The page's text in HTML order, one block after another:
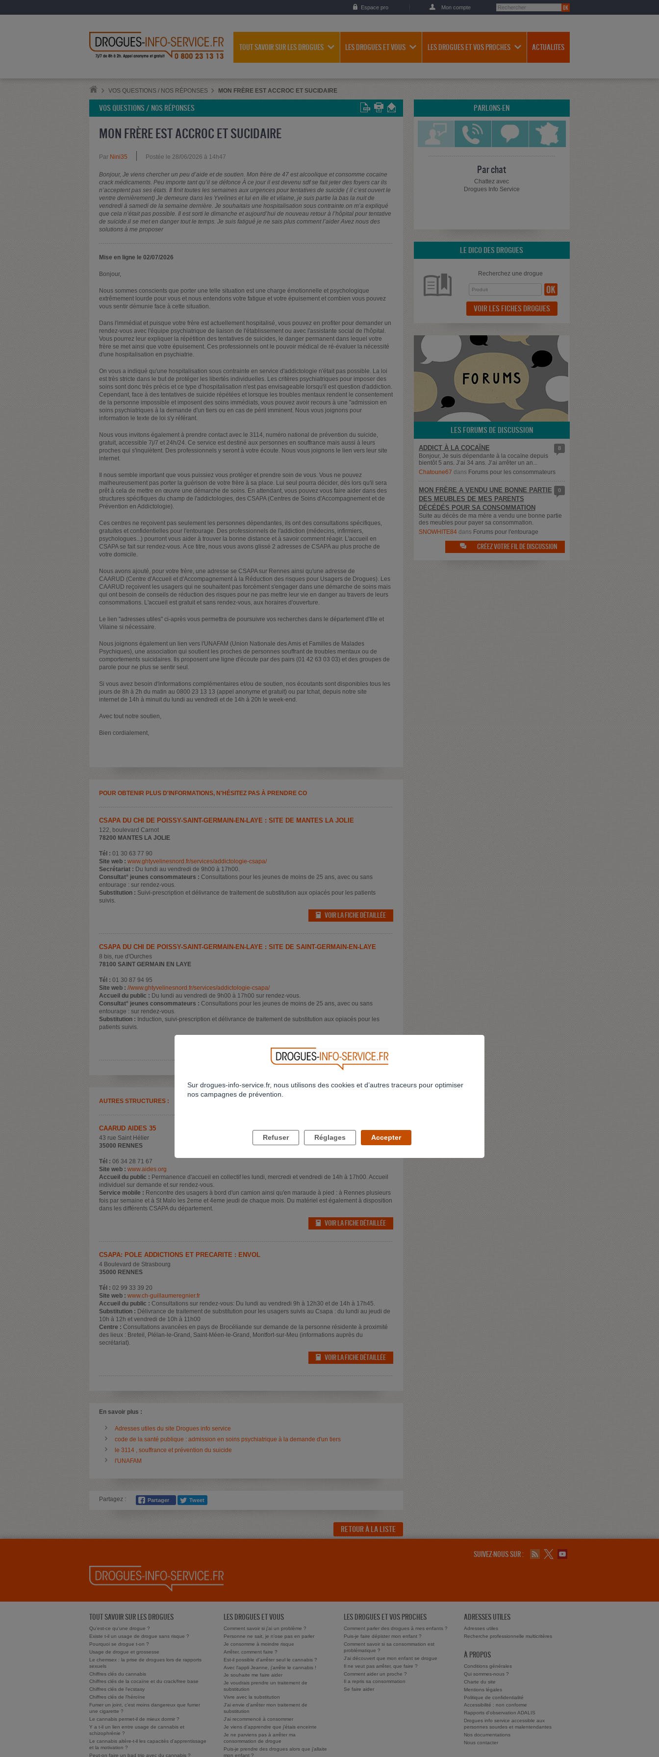
Espace pro Mon compte
TOUT SAVOIR SUR LES DROGUES LES DROGUES ET VOUS LES DROGUES ET VOS PROCHES ACTUALITES
VOS QUESTIONS / NOS RÉPONSES MON FRÈRE EST ACCROC ET SUCIDAIRE
VOS QUESTIONS / NOS RÉPONSES
MON FRÈRE EST ACCROC ET SUCIDAIRE
Par Nini35 Postée le 28/06/2026 à 14h47
Bonjour, Je viens chercher un peu d’aide et de soutien. Mon frère de 47 est alcoolique et consomme cocaine
crack médicaments. Peu importe tant qu’il se défonce À ce jour il est devenu sdf se fait jeter des foyers car ils
n’acceptent pas ses états. Il finit toutes les semaines aux urgences pour tentatives de suicide ( il c’est ouvert le
ventre dernièrement) Je demeure dans les Yvelines et lui en ille et vilaine, je suis partie la bas la nuit de
vendredi à samedi de la semaine dernière. Je souhaitais une hospitalisation sous contrainte.on m’a expliqué
que cela n’était pas possible. Il est sorti le dimanche et aujourd’hui de nouveau retour à l’hôpital pour tentative
de suicide.il se met en danger tout le temps. Je suis fatigué je ne sais plus comment l’aider Avez nous des
solutions à me proposer
Mise en ligne le 02/07/2026
Bonjour,
Nous sommes conscients que porter une telle situation est une charge émotionnelle et psychologique
extrêmement lourde pour vous et nous entendons votre fatigue et votre épuisement et combien vous pouvez
vous sentir démunie face à cette situation.
Dans l'immédiat et puisque votre frère est actuellement hospitalisé, vous pouvez en profiter pour demander un
rendez-vous avec l'équipe psychiatrique de liaison de l'établissement ou avec l'assistante social de l'hôpital.
Vous pourrez leur expliquer la répétition des tentatives de suicides, le danger permanent dans lequel votre
frère se met ainsi que votre épuisement. Ces professionnels ont le pouvoir médical de ré-évaluer la nécessité
d'une hospitalisation en psychiatrie.
On vous a indiqué qu'une hospitalisation sous contrainte en service d'addictologie n'était pas possible. La loi
est très stricte dans le but de protéger les libertés individuelles. Les critères psychiatriques pour imposer des
soins sont donc très précis et ce type d’hospitalisation n'est pas envisageable lorsqu'il est question d'addiction.
Cependant, face à des tentatives de suicide répétées et lorsque les troubles mentaux rendent le consentement
de la personne impossible et imposent des soins immédiats, vous pouvez avoir recours à une "admission en
soins psychiatriques à la demande d'un tiers ou en cas de péril imminent. Nous vous joignons pour
information le texte de loi s'y référant.
Nous vous invitons également à prendre contact avec le 3114, numéro national de prévention du suicide,
gratuit, accessible 7j/7 et 24h/24. Ce service est destiné aux personnes en souffrance mais aussi à leurs
proches qui s'inquiètent. Des professionnels y seront à votre écoute. Nous vous joignons le lien vers leur site
internet.
Il nous semble important que vous puissiez vous protéger et prendre soin de vous. Vous ne pouvez
malheureusement pas porter la guérison de votre frère à sa place. Lui seul pourra décider, dès lors qu'il sera
prêt à cela de mettre en œuvre une démarche de soins. En attendant, vous pouvez vous faire aider dans des
structures spécifiques du champ de l'addictologies, des CSAPA (Centres de Soins d'Accompagnement et de
Prévention en Addictologie).
Ces centres ne reçoivent pas seulement les personnes dépendantes, ils ont des consultations spécifiques,
gratuites et confidentielles pour l'entourage. Des professionnels de l'addiction (médecins, infirmiers,
psychologues...) pourront vous aider à trouver la bonne distance et à savoir comment réagir. L'accueil en
CSAPA se fait sur rendez-vous. A ce titre, nous vous avons glissé 2 adresses de CSAPA au plus proche de
votre domicile.
Nous avons ajouté, pour votre frère, une adresse se CSAPA sur Rennes ainsi qu'une adresse de
CAARUD (Centre d'Accueil et d'Accompagnement à la Réduction des risques pour Usagers de Drogues). Les
CAARUD reçoivent les usagers qui ne souhaitent pas forcément s'engager dans une démarche de soins mais
qui ont besoin de conseils de réduction des risques pour ne pas mettre leur vie en danger au travers de leurs
consommations. L'accueil est gratuit et sans rendez-vous, aux horaires d'ouverture.
Le lien "adresses utiles" ci-après vous permettra de poursuivre vos recherches dans le département d'Ille et
Vilaine si nécessaire.
Nous joignons également un lien vers l'UNAFAM (Union Nationale des Amis et Familles de Malades
Psychiques), une association qui soutient les proches de personnes souffrant de troubles mentaux ou de
comportements suicidaires. Ils proposent une ligne d'écoute par des pairs (01 42 63 03 03) et des groupes de
parole pour ne plus se sentir seul.
Si vous avez besoin d'informations complémentaires et/ou de soutien, nos écoutants sont disponibles tous les
jours de 8h à 2h du matin au 0800 23 13 13 (appel anonyme et gratuit) ou par tchat, depuis notre site
internet de 14h à minuit du lundi au vendredi et de 14h à 20h le week-end.
Avec tout notre soutien,
Bien cordialement,
POUR OBTENIR PLUS D'INFORMATIONS, N'HÉSITEZ PAS À PRENDRE CO
CSAPA DU CHI DE POISSY-SAINT-GERMAIN-EN-LAYE : SITE DE MANTES LA JOLIE
122, boulevard Carnot
78200 MANTES LA JOLIE
Tél : 01 30 63 77 90
Site web : www.ghtyvelinesnord.fr/services/addictologie-csapa/
Secrétariat : Du lundi au vendredi de 9h00 à 17h00.
Consultat° jeunes consommateurs : Consultations pour les jeunes de moins de 25 ans, avec ou sans
entourage : sur rendez-vous.
Substitution : Suivi-prescription et délivrance de traitement de substitution aux opiacés pour les patients
suivis.
VOIR LA FICHE DÉTAILLÉE
CSAPA DU CHI DE POISSY-SAINT-GERMAIN-EN-LAYE : SITE DE SAINT-GERMAIN-EN-LAYE
8 bis, rue d'Ourches
78100 SAINT GERMAIN EN LAYE
Tél : 01 30 87 94 95
Site web : //www.ghtyvelinesnord.fr/services/addictologie-csapa/
Accueil du public : Du lundi au vendredi de 9h00 à 17h00 sur rendez-vous.
Consultat° jeunes consommateurs : Consultations pour les jeunes de moins de 25 ans, avec ou sans
entourage : sur rendez-vous.
Substitution : Induction, suivi-prescription et délivrance de traitement de substitution aux opiacés pour les
patients suivis.
AUTRES STRUCTURES :
CAARUD AIDES 35
43 rue Saint Hélier
35000 RENNES
Tél : 06 34 28 71 67
Site web : www.aides.org
Accueil du public : Permanence d'accueil en collectif les lundi, mercredi et vendredi de 14h à 17h00. Accueil
individuel sur demande et sur rendez-vous.
Service mobile : Rencontre des usagers à bord d'un camion ainsi qu'en maraude à pied : à Rennes plusieurs
fois par semaine et à St Malo les 2eme et 4eme jeudi de chaque mois. Du matériel est également à disposition
dans les différents CSAPA du département.
VOIR LA FICHE DÉTAILLÉE
CSAPA: PÔLE ADDICTIONS ET PRÉCARITÉ : ENVOL
4 Boulevard de Strasbourg
35000 RENNES
Tél : 02 99 33 39 20
Site web : www.ch-guillaumeregnier.fr
Accueil du public : Consultations sur rendez-vous: Du lundi au vendredi 9h à 12h30 et de 14h à 17h45.
Substitution : Délivrance de traitement de substitution pour les usagers suivis au Csapa : du lundi au jeudi de
10h à 12h et vendredi de 10h à 11h00
Centre : Consultations avancées en pays de Brocéliande sur demande de la personne résidente à proximité
des lieux : Breteil, Plélan-le-Grand, Saint-Méen-le-Grand, Montfort-sur-Meu (informations auprès du
secrétariat).
VOIR LA FICHE DÉTAILLÉE
En savoir plus :
Adresses utiles du site Drogues info service
code de la santé publique : admission en soins psychiatrique à la demande d'un tiers
le 3114 , souffrance et prévention du suicide
l'UNAFAM
Partagez :
RETOUR À LA LISTE
PARLONS-EN
Par chat
Chattez avec
Drogues Info Service
LE DICO DES DROGUES
Recherchez une drogue
VOIR LES FICHES DROGUES
LES FORUMS DE DISCUSSION
8
ADDICT À LA COCAÏNE
Bonjour, Je suis dépendante à la cocaïne depuis
bientôt 5 ans. J’ai 34 ans. J’ai arrêter un an...
Chatoune67 dans Forums pour les consommateurs
0
MON FRÈRE A VENDU UNE BONNE PARTIE
DES MEUBLES DE MES PARENTS
DÉCÉDÉS POUR SA CONSOMMATION
Suite au décès de ma mère a vendu une bonne partie
des meubles pour payer sa consommation.
SNOWHITE84dans Forums pour l'entourage
 CRÉEZ VOTRE FIL DE DISCUSSION
SUIVEZ-NOUS SUR :
TOUT SAVOIR SUR LES DROGUES
Qu'est-ce qu'une drogue ?
Existe t-il un usage de drogue sans risque ?
Pourquoi se drogue t-on ?
Usage de drogue et grossesse
Le chemsex : la prise de drogues lors de rapports
sexuels
Chiffres clés du cannabis
Chiffres clés de la cocaïne et du crack/free base
Chiffres clés de l'ecstasy
Chiffres clés de l'héroïne
Fumer un joint, c’est moins dangereux que fumer
une cigarette ?
Le cannabis permet-il de mieux dormir ?
Y a t-il un lien entre usage de cannabis et
schizophrénie ?
Le cannabis altère-t-il les capacités d'apprentissage
et la motivation ?
Peut-on faire un bad trip avec du cannabis ?
LES DROGUES ET VOUS
Comment savoir si j'ai un problème ?
Personne ne sait, je n'ose pas en parler
Je consomme à moindre risque
Arrêter, comment faire ?
Est-il possible d'arrêter seul le cannabis ?
Avec l'appli Jeanne, j'arrête le cannabis !
Je souhaite me faire aider
Je voudrais prendre un traitement de
substitution
Vivre avec la substitution
J'ai envie d'arrêter mon traitement de
substitution
J'ai recommencé à consommer
Je viens d'apprendre que j'étais enceinte
Je ne parviens pas à arrêter ma
consommation de drogue
Puis-je prendre des drogues alors que j'allaite
mon enfant ?
LES DROGUES ET VOS PROCHES
Comment parler des drogues à mes enfants ?
Puis-je faire dépister mon enfant ?
Comment savoir si sa consommation est
problématique ?
J'ai découvert que mon enfant se drogue
Il ne veut pas arrêter, que faire ?
Comment aider un proche ?
Il a repris sa consommation
Se faire aider
ADRESSES UTILES
Adresses utiles
Recherche professionnelle multicritères
À PROPOS
Conditions générales
Qui sommes-nous ?
Charte du site
Mentions légales
Politique de confidentialité
Accessibilité : non conforme
Rapports d'observation ADALIS
Drogues info service accessible aux
personnes sourdes et malentendantes
Nos documentations
Nous contacter
Sur drogues-info-service.fr, nous utilisons des cookies et d’autres traceurs pour optimiser
nos campagnes de prévention.
Refuser Réglages Accepter